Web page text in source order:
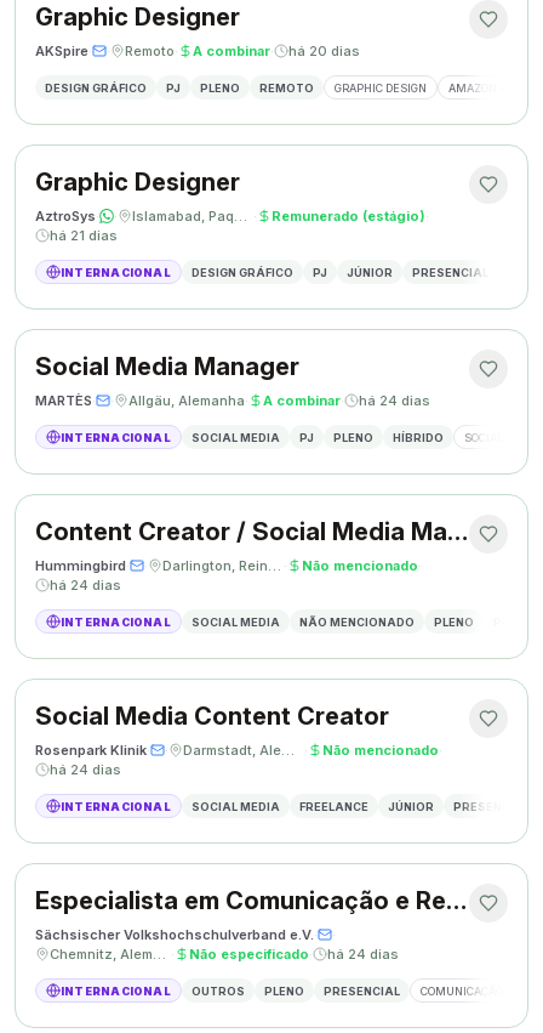
Graphic Designer
AKSpire· · Remoto· A combinar· há 20 dias
DESIGN GRÁFICO PJ PLENO REMOTO GRAPHIC DESIGN AMAZON A+
Graphic Designer
AztroSys· · Islamabad, Paquistão · Remunerado (estágio)·
há 21 dias
INTERNACIONAL DESIGN GRÁFICO PJ JÚNIOR PRESENCIAL
Social Media Manager
MARTÈS· · Allgäu, Alemanha· A combinar· há 24 dias
INTERNACIONAL SOCIAL MEDIA PJ PLENO HÍBRIDO SOCIAL MEDIA
Content Creator / Social Media Manager
Hummingbird· · Darlington, Reino Unido · Não mencionado·
há 24 dias
INTERNACIONAL SOCIAL MEDIA NÃO MENCIONADO PLENO
Social Media Content Creator
Rosenpark Klinik· · Darmstadt, Alemanha · Não mencionado·
há 24 dias
INTERNACIONAL SOCIAL MEDIA FREELANCE JÚNIOR PRESENCIAL
Especialista em Comunicação e Relações Públicas
Sächsischer Volkshochschulverband e.V.·
·
Chemnitz, Alemanha · Não especificado· há 24 dias
INTERNACIONAL OUTROS PLENO PRESENCIAL COMUNICAÇÃO